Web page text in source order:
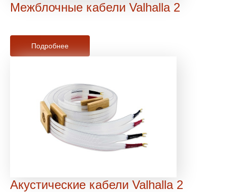
Межблочные кабели Valhalla 2
Подробнее
Акустические кабели Valhalla 2